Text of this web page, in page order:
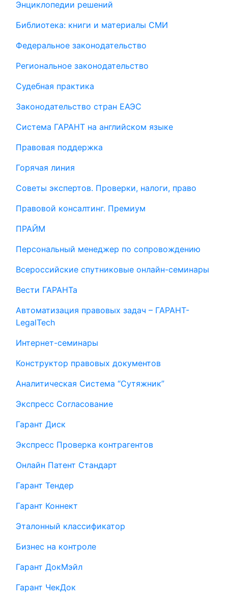
Энциклопедии решений
Библиотека: книги и материалы СМИ
Федеральное законодательство
Региональное законодательство
Судебная практика
Законодательство стран ЕАЭС
Система ГАРАНТ на английском языке
Правовая поддержка
Горячая линия
Советы экспертов. Проверки, налоги, право
Правовой консалтинг. Премиум
ПРАЙМ
Персональный менеджер по сопровождению
Всероссийские спутниковые онлайн-семинары
Вести ГАРАНТа
Автоматизация правовых задач – ГАРАНТ-
LegalTech
Интернет-семинары
Конструктор правовых документов
Аналитическая Система “Сутяжник”
Экспресс Согласование
Гарант Диск
Экспресс Проверка контрагентов
Онлайн Патент Стандарт
Гарант Тендер
Гарант Коннект
Эталонный классификатор
Бизнес на контроле
Гарант ДокМэйл
Гарант ЧекДок